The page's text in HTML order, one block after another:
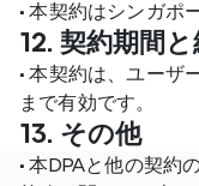
• 本契約はシンガポ
12. 契約期間と
• 本契約は、ユーザ
まで有効です。
13. その他
• 本DPAと他の契約